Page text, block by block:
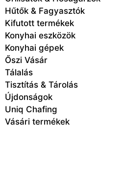
Hűtők & Fagyasztók
Kifutott termékek
Konyhai eszközök
Konyhai gépek
Őszi Vásár
Tálalás
Tisztítás & Tárolás
Újdonságok
Uniq Chafing
Vásári termékek